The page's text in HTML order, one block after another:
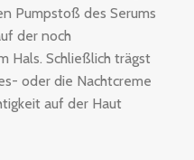
Pumpstoß des Serums
der noch
Hals. Schließlich trägst
oder die Nachtcreme
auf der Haut